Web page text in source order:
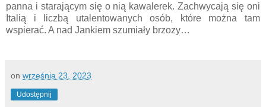
panna i starającym się o nią kawalerek. Zachwycają się oni
Italią i liczbą utalentowanych osób, które można tam
wspierać. A nad Jankiem szumiały brzozy…
on września 23, 2023
Udostępnij